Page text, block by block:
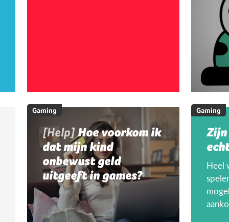
Gaming
[Help]Hoe voorkom ik
dat mijn kind
onbewust geld
uitgeeft in games?
Gaming
Zijn
Heel